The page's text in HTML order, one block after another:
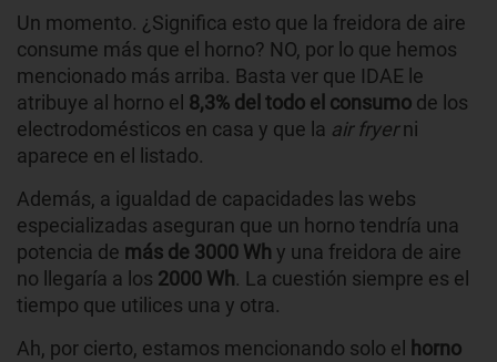
Un momento. ¿Significa esto que la freidora de aire
consume más que el horno? NO, por lo que hemos
mencionado más arriba. Basta ver que IDAE le
atribuye al horno el 8,3% del todo el consumo de los
electrodomésticos en casa y que la air fryerni
aparece en el listado.
Además, a igualdad de capacidades las webs
especializadas aseguran que un horno tendría una
potencia de más de 3000 Wh y una freidora de aire
no llegaría a los 2000 Wh. La cuestión siempre es el
tiempo que utilices una y otra.
Ah, por cierto, estamos mencionando solo el
horno